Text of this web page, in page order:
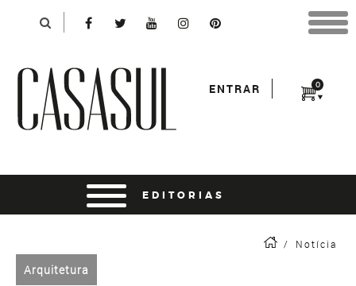
0
ENTRAR
/ Notícia
Arquitetura
*Para finalizar sua compra informe seu e-mail:
*Senha:
entrar usando o facebook